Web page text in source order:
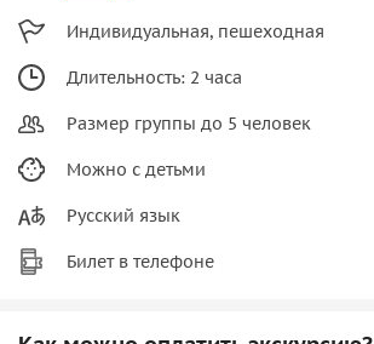
Индивидуальная, пешеходная
Длительность: 2 часа
Размер группы до 5 человек
Можно с детьми
Русский язык
Билет в телефоне